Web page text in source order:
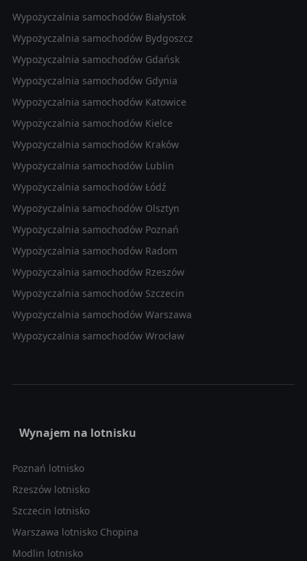
Wypożyczalnia samochodów Białystok
Wypożyczalnia samochodów Bydgoszcz
Wypożyczalnia samochodów Gdańsk
Wypożyczalnia samochodów Gdynia
Wypożyczalnia samochodów Katowice
Wypożyczalnia samochodów Kielce
Wypożyczalnia samochodów Kraków
Wypożyczalnia samochodów Lublin
Wypożyczalnia samochodów Łódź
Wypożyczalnia samochodów Olsztyn
Wypożyczalnia samochodów Poznań
Wypożyczalnia samochodów Radom
Wypożyczalnia samochodów Rzeszów
Wypożyczalnia samochodów Szczecin
Wypożyczalnia samochodów Warszawa
Wypożyczalnia samochodów Wrocław
Wynajem na lotnisku
Poznań lotnisko
Rzeszów lotnisko
Szczecin lotnisko
Warszawa lotnisko Chopina
Modlin lotnisko